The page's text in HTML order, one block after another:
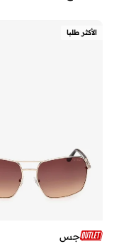
الأكثر طلبا
جس